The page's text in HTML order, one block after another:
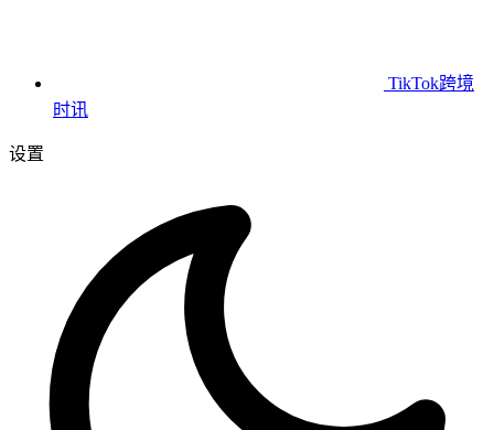
TikTok跨境
时讯
设置